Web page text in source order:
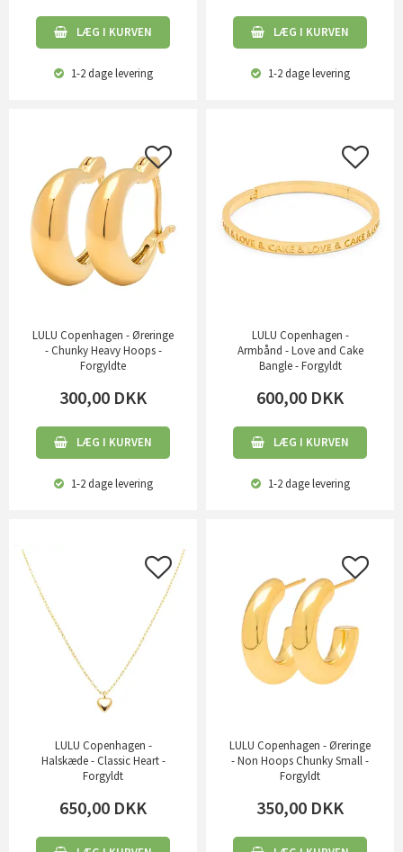
LÆG I KURVEN
1-2 dagelevering
LÆG I KURVEN
1-2 dagelevering
LULU Copenhagen - Øreringe
- Chunky Heavy Hoops -
Forgyldte
300,00 DKK
LÆG I KURVEN
1-2 dagelevering
LULU Copenhagen -
Armbånd - Love and Cake
Bangle - Forgyldt
600,00 DKK
LÆG I KURVEN
1-2 dagelevering
LULU Copenhagen -
Halskæde - Classic Heart -
Forgyldt
650,00 DKK
LULU Copenhagen - Øreringe
- Non Hoops Chunky Small -
Forgyldt
350,00 DKK